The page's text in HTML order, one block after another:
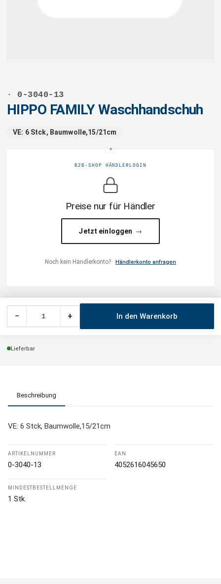
· 0-3040-13
HIPPO FAMILY Waschhandschuh
VE: 6 Stck, Baumwolle,15/21cm
B2B-SHOP HÄNDLERLOGIN
Preise nur für Händler
Jetzt einloggen
Noch kein Händlerkonto? Händlerkonto anfragen
− + In den Warenkorb
Lieferbar
Beschreibung
VE: 6 Stck, Baumwolle,15/21cm
ARTIKELNUMMER
0-3040-13
EAN
4052616045650
MINDESTBESTELLMENGE
1 Stk.